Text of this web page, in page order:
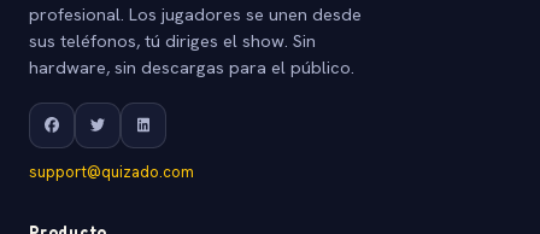
profesional. Los jugadores se unen desde
sus teléfonos, tú diriges el show. Sin
hardware, sin descargas para el público.
support@quizado.com